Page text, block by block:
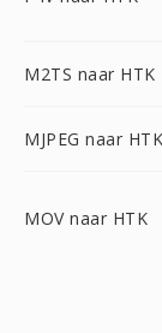
M2TS naar HTK
MJPEG naar HTK
MOV naar HTK